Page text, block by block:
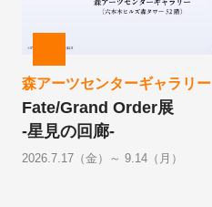
森アーツセンターギャラリー
Fate/Grand Order展
-星見の回廊-
2026.7.17（金）～ 9.14（月）